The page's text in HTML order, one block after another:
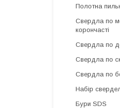
Полотна
Свердла по
корончасті
Свердла по
Свердла по
Свердла по
Набір
Бури SDS